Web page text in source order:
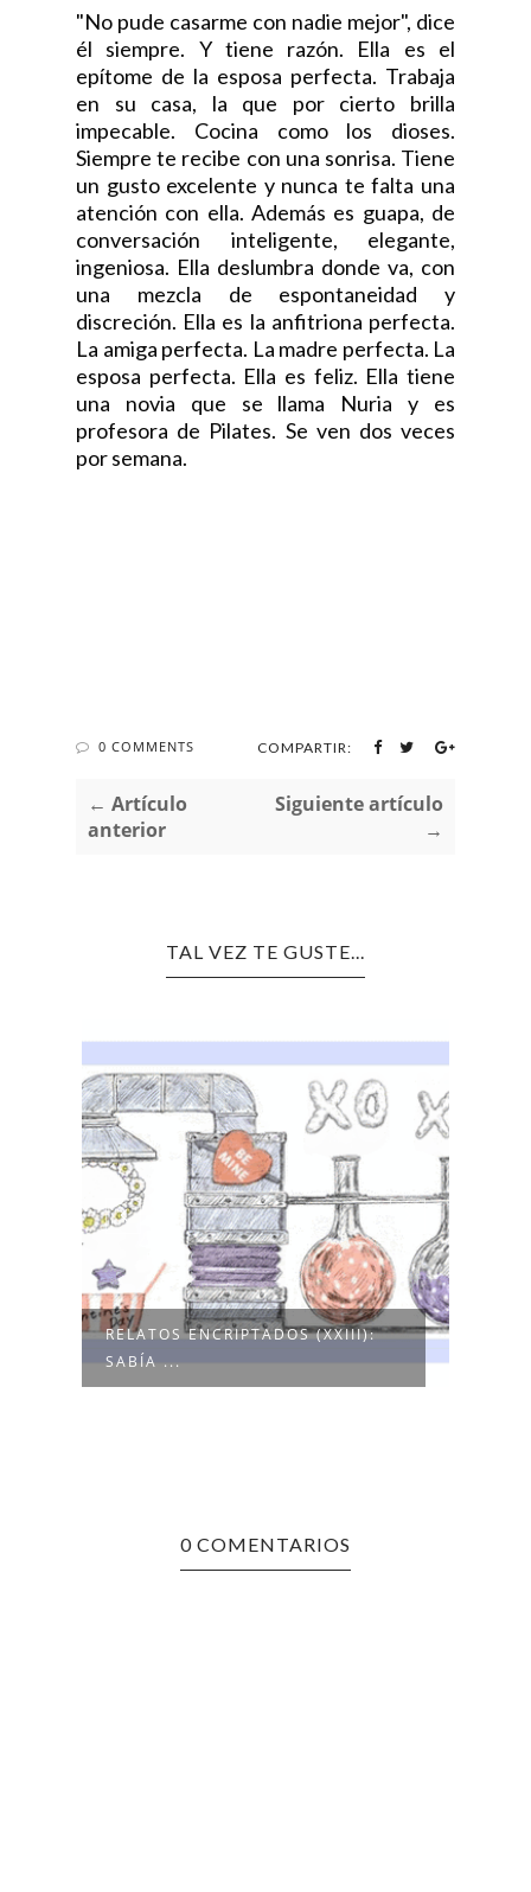
"No pude casarme con nadie mejor", dice
él siempre. Y tiene razón. Ella es el
epítome de la esposa perfecta. Trabaja
en su casa, la que por cierto brilla
impecable. Cocina como los dioses.
Siempre te recibe con una sonrisa. Tiene
un gusto excelente y nunca te falta una
atención con ella. Además es guapa, de
conversación inteligente, elegante,
ingeniosa. Ella deslumbra donde va, con
una mezcla de espontaneidad y
discreción. Ella es la anfitriona perfecta.
La amiga perfecta. La madre perfecta. La
esposa perfecta. Ella es feliz. Ella tiene
una novia que se llama Nuria y es
profesora de Pilates. Se ven dos veces
por semana.
0 COMMENTS COMPARTIR:
← Artículo
anterior
Siguiente artículo
→
TAL VEZ TE GUSTE...
RELATOS ENCRIPTADOS (XXIII):
SABÍA ...
0 COMENTARIOS